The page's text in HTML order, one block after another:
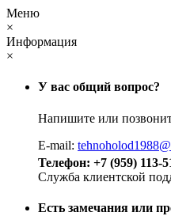
Меню
×
Информация
×
У вас общий вопрос?
Напишите или
E-mail:
Телефон: +7 (959) 113-
Служба клиентской
Есть замечания или